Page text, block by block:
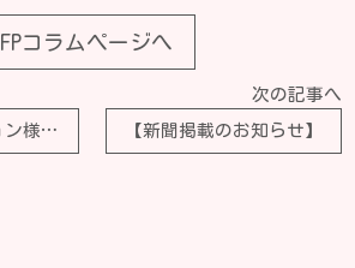
FPコラムページへ
FRSコーポレーション様にお邪魔しました！
次の記事へ
【新聞掲載のお知らせ】